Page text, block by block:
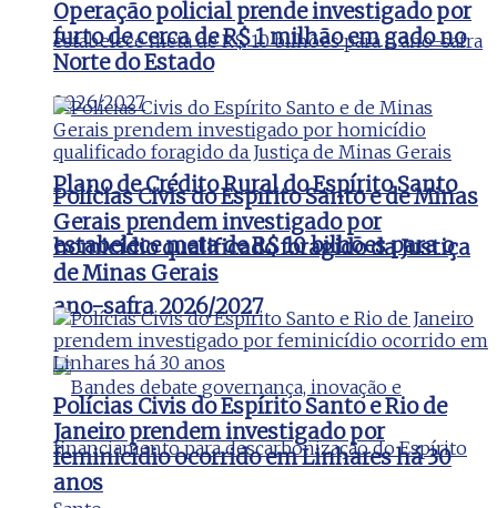
Plano de Crédito Rural do Espírito Santo
estabelece meta de R$ 10 bilhões para o
ano-safra 2026/2027
Operação policial prende investigado por
furto de cerca de R$ 1 milhão em gado no
Norte do Estado
Polícias Civis do Espírito Santo e de Minas
Gerais prendem investigado por
homicídio qualificado foragido da Justiça
de Minas Gerais
Polícias Civis do Espírito Santo e Rio de
Janeiro prendem investigado por
feminicídio ocorrido em Linhares há 30
anos